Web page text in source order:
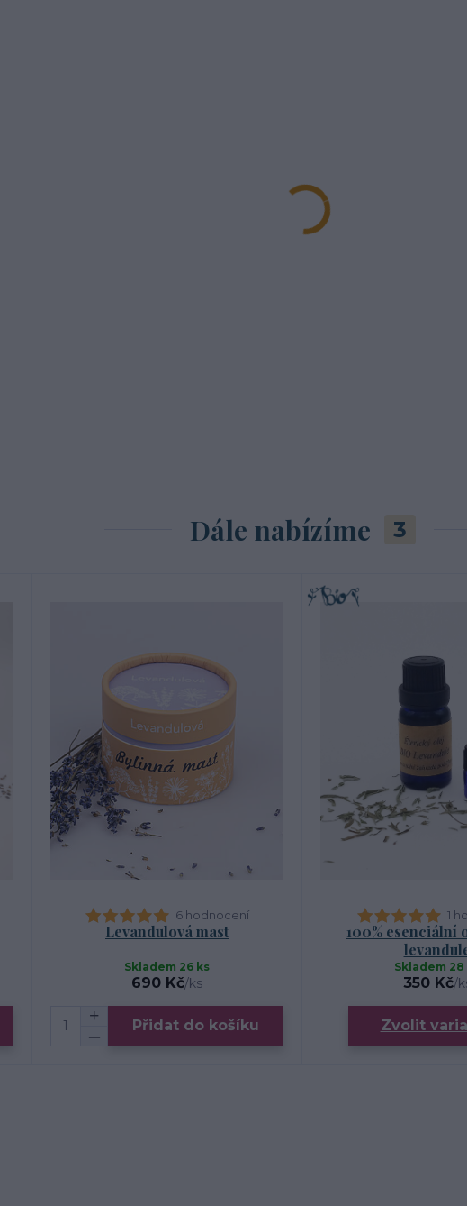
Dále nabízíme 3
6 hodnocení
Levandulová mast
690 Kč/ks
Skladem 26 ks
Přidat do košíku
1
100% esenciální
350 Kč/
Skladem 28
Zvolit